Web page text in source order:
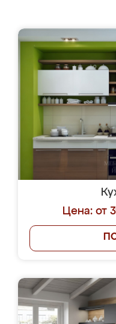
Цена: от